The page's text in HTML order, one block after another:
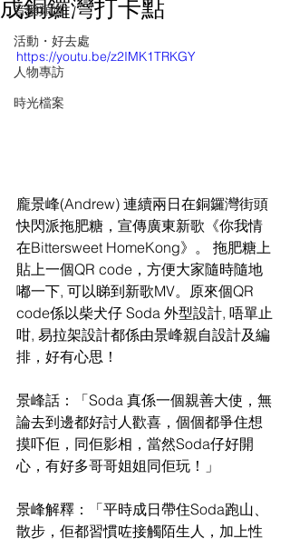
音樂頻道
活動・好去處
人物專訪
時光檔案
成銅鑼灣打卡點
https://youtu.be/z2IMK1TRKGY
龐景峰(Andrew) 連續兩日在銅鑼灣街頭
快閃派拖肥糖，宣傳廣東新歌《你我情
在Bittersweet HomeKong》。 拖肥糖上
貼上一個QR code，方便大家隨時隨地
嘟一下, 可以睇到新歌MV。原來個QR
code係以柴犬仔 Soda 外型設計, 唔單止
咁, 易拉架設計都係由景峰親自設計及編
排，好有心思！
景峰話：「Soda 真係一個親善大使，無
論去到邊都好討人歡喜，個個都爭住想
摸吓佢，同佢影相，當然Soda仔好開
心，有好多哥哥姐姐同佢玩！」
景峰解釋：「平時成日帶住Soda跑山、
散步，佢都習慣咗接觸陌生人，加上性